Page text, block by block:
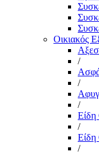
Οικιακός
/
/
/
/
Είδη
/